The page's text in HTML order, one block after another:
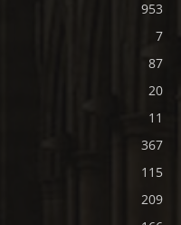
953
7
87
20
11
367
115
209